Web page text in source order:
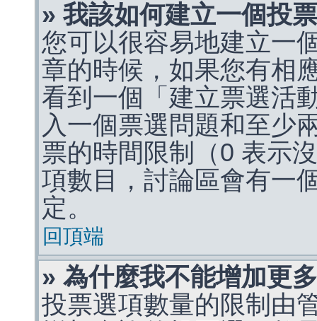
» 我該如何建立一個投
您可以很容易地建立一
章的時候，如果您有相
看到一個「建立票選活
入一個票選問題和至少
票的時間限制（0 表示
項數目，討論區會有一
定。
回頂端
» 為什麼我不能增加更
投票選項數量的限制由